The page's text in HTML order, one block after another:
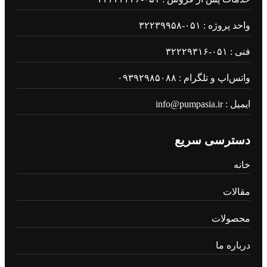
واحد پروژه : ۰۵۱-۳۲۲۳۹۹۵۸
فنی : ۰۵۱-۳۲۲۲۹۳۱۶
واتس‌اپ و تلگرام : ۰۹۳۹۲۹۸۵۰۸۸
ایمیل : info@pumpasia.ir
دسترسی سریع
خانه
مقالات
محصولات
درباره ما